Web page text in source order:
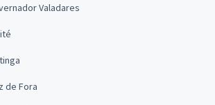
Valadares
de Fora